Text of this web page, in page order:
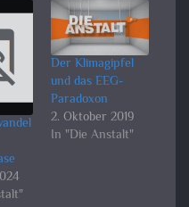
Der Klimagipfel
und das EEG-
Paradoxon
2. Oktober 2019
In "Die Anstalt"